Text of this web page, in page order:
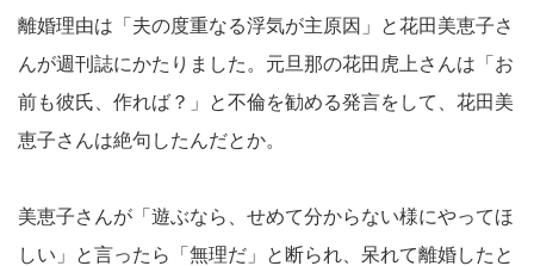
離婚理由は「夫の度重なる浮気が主原因」と花田美恵子さ
んが週刊誌にかたりました。元旦那の花田虎上さんは「お
前も彼氏、作れば？」と不倫を勧める発言をして、花田美
恵子さんは絶句したんだとか。
美恵子さんが「遊ぶなら、せめて分からない様にやってほ
しい」と言ったら「無理だ」と断られ、呆れて離婚したと